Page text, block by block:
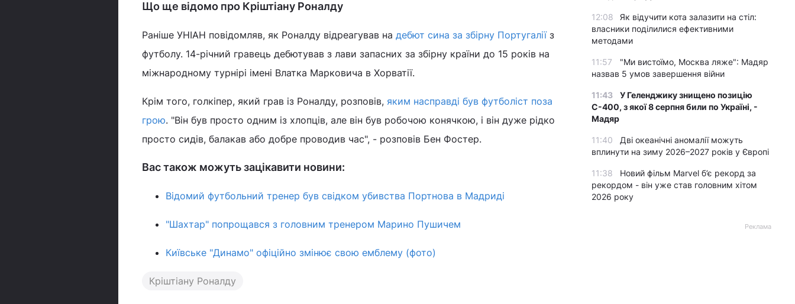
Що ще відомо про Кріштіану Роналду
Раніше УНІАН повідомляв, як Роналду відреагував на дебют сина за збірну Португаліїз
футболу. 14-річний гравець дебютував з лави запасних за збірну країни до 15 років на
міжнародному турнірі імені Влатка Марковича в Хорватії.
Крім того, голкіпер, який грав із Роналду, розповів, яким насправді був футболіст поза
грою. "Він був просто одним із хлопців, але він був робочою конячкою, і він дуже рідко
просто сидів, балакав або добре проводив час", - розповів Бен Фостер.
Вас також можуть зацікавити новини:
Відомий футбольний тренер був свідком убивства Портнова в Мадриді
"Шахтар" попрощався з головним тренером Марино Пушичем
Київське "Динамо" офіційно змінює свою емблему (фото)
Кріштіану Роналду
12:08
Як відучити кота залазити на стіл:
власники поділилися ефективними
методами
11:57
"Ми вистоїмо, Москва ляже": Мадяр
назвав 5 умов завершення війни
11:43
У Геленджику знищено позицію
С-400, з якої 8 серпня били по Україні, -
Мадяр
11:40
Дві океанічні аномалії можуть
вплинути на зиму 2026–2027 років у Європі
11:38
Новий фільм Marvel б’є рекорд за
рекордом - він уже став головним хітом
2026 року
Реклама